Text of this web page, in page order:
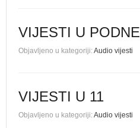
VIJESTI U PODNE
Objavljeno u kategoriji:Audio vijesti
VIJESTI U 11
Objavljeno u kategoriji:Audio vijesti